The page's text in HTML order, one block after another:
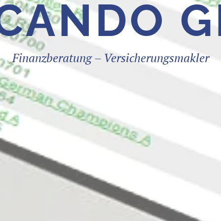
Finanzberatung – Versicherungsmakler